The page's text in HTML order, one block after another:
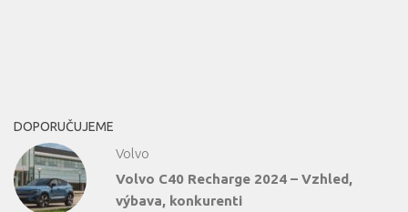
DOPORUČUJEME
Volvo
Volvo C40 Recharge 2024 – Vzhled,
výbava, konkurenti